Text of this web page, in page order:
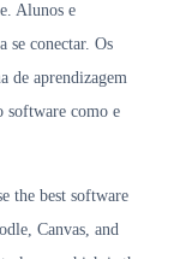
Alunos e
se conectar. Os
de aprendizagem
software como e
the best software
Canvas, and